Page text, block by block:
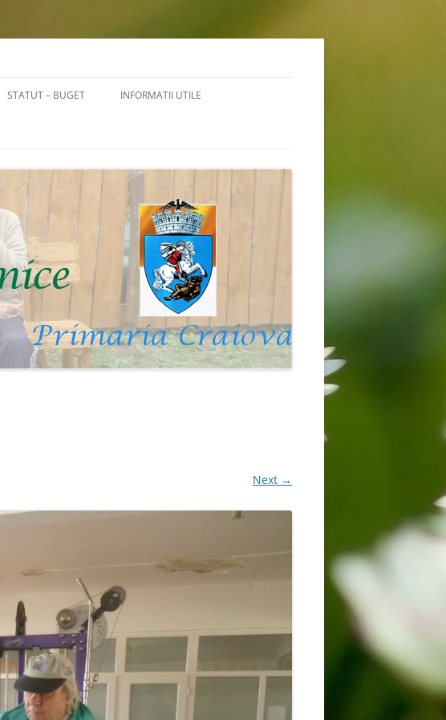
STATUT – BUGET
TRANSPARENTA VENITURILOR
SALARIALE
INFORMATII UTILE
MEDIU
GHIDUL BENEFICIARULUI
COD DE ETICĂ
LEGISLATIE
RAPORT DE ACTIVITATE
Next →